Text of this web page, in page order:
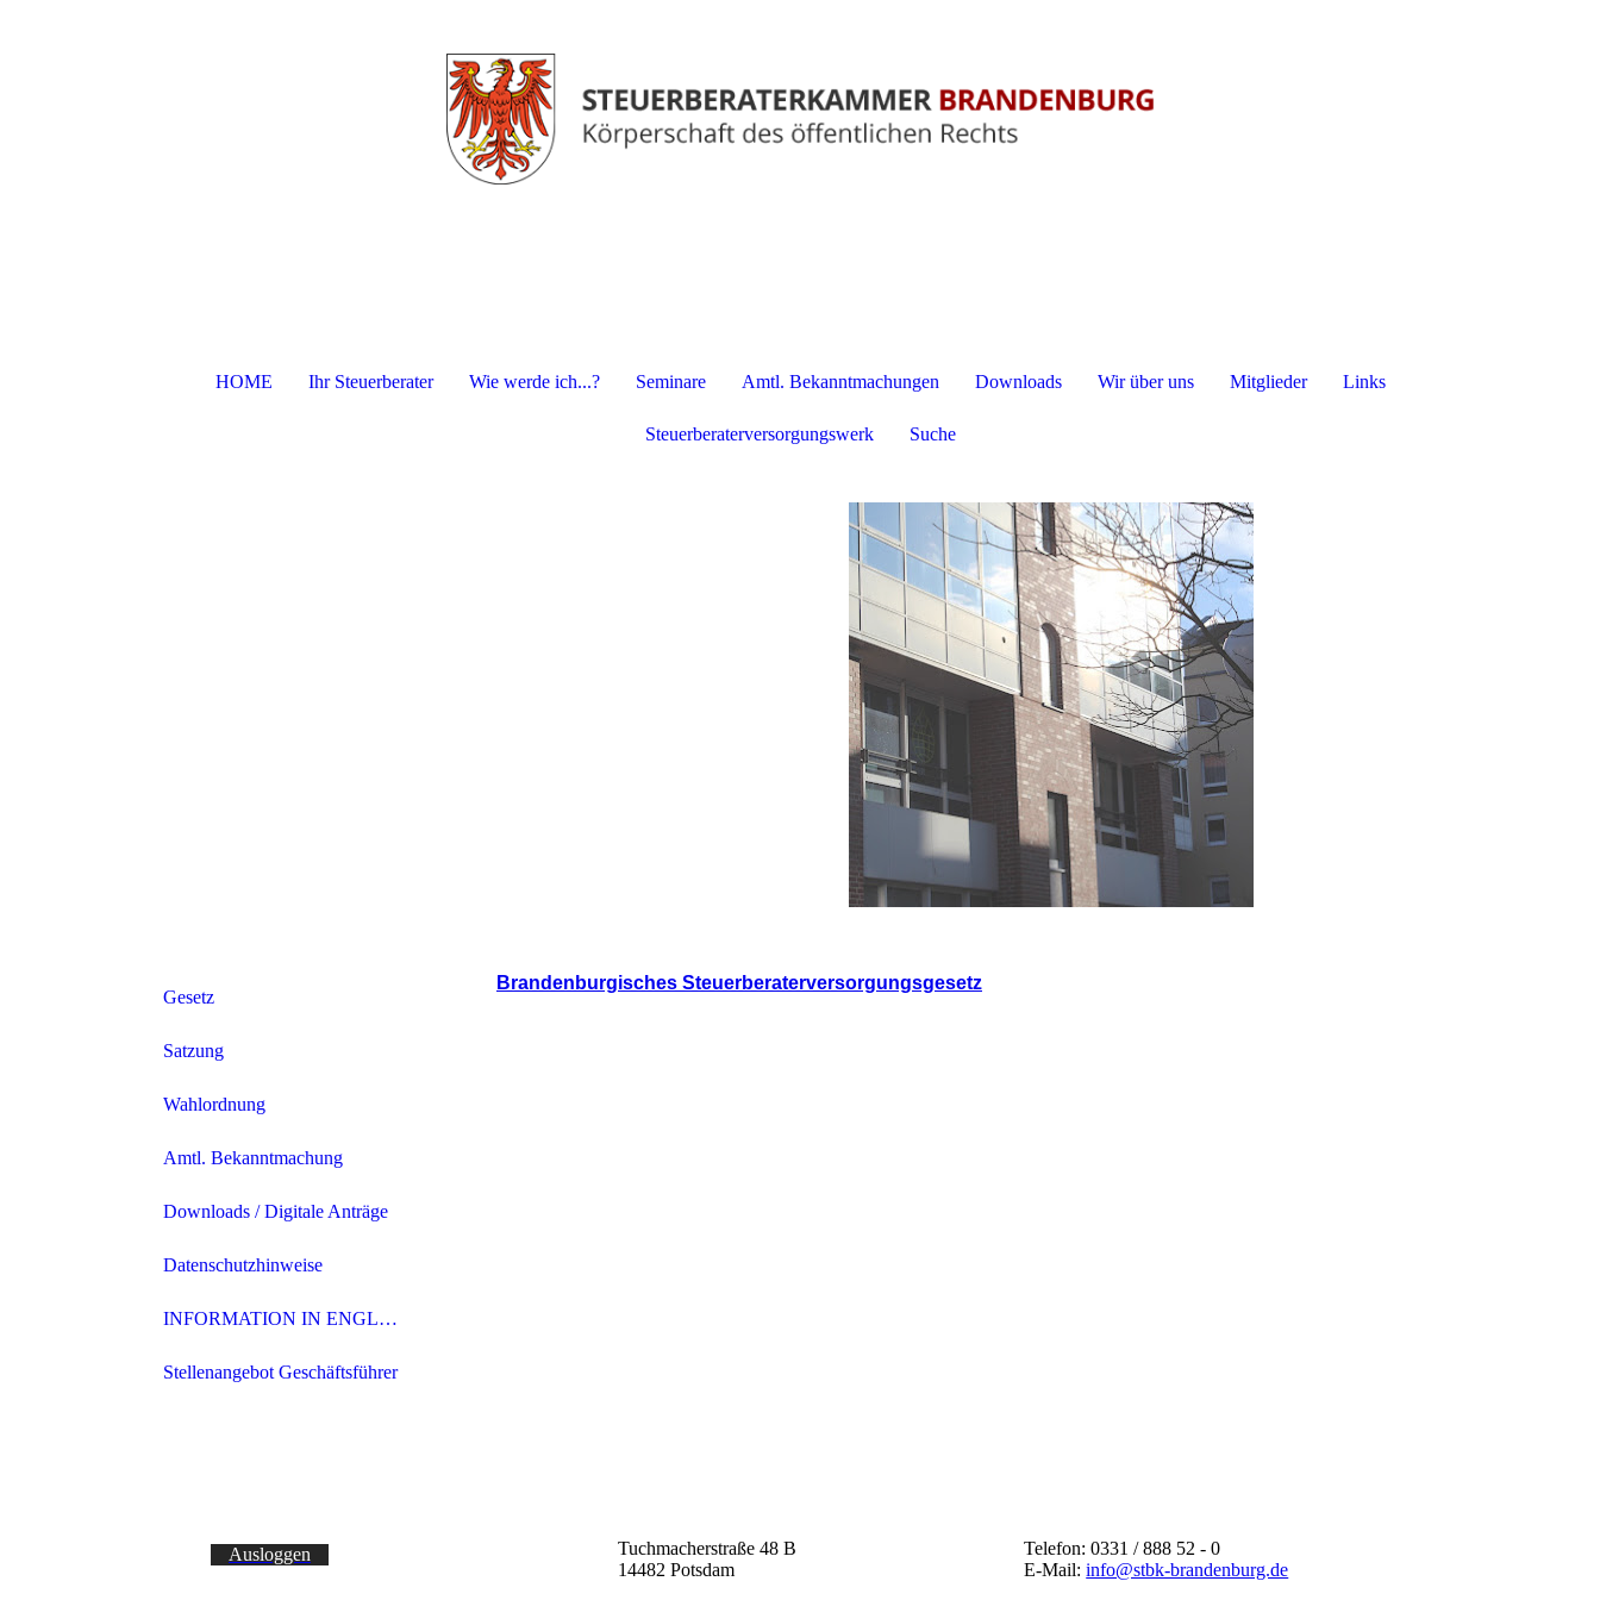
HOME Ihr Steuerberater Wie werde ich...? Seminare Amtl. Bekanntmachungen Downloads Wir über uns Mitglieder Links
Steuerberaterversorgungswerk Suche
Gesetz
Satzung
Wahlordnung
Amtl. Bekanntmachung
Downloads / Digitale Anträge
Datenschutzhinweise
INFORMATION IN ENGLISH
Stellenangebot Geschäftsführer
Brandenburgisches Steuerberaterversorgungsgesetz
Ausloggen
Tuchmacherstraße 48 B
14482 Potsdam
Telefon: 0331 / 888 52 - 0
E-Mail:info@stbk-brandenburg.de